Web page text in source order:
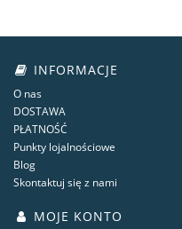
INFORMACJE
O nas
DOSTAWA
PŁATNOŚĆ
Punkty lojalnościowe
Blog
Skontaktuj się z nami
MOJE KONTO